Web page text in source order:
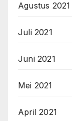
Agustus 2021
Juli 2021
Juni 2021
Mei 2021
April 2021